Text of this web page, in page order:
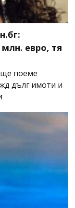
евро, тя
поеме
дълг имоти и